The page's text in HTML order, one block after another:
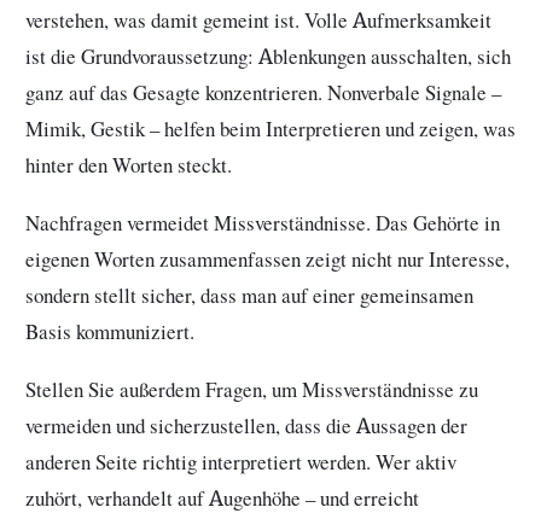
verstehen, was damit gemeint ist. Volle Aufmerksamkeit
ist die Grundvoraussetzung: Ablenkungen ausschalten, sich
ganz auf das Gesagte konzentrieren. Nonverbale Signale –
Mimik, Gestik – helfen beim Interpretieren und zeigen, was
hinter den Worten steckt.
Nachfragen vermeidet Missverständnisse. Das Gehörte in
eigenen Worten zusammenfassen zeigt nicht nur Interesse,
sondern stellt sicher, dass man auf einer gemeinsamen
Basis kommuniziert.
Stellen Sie außerdem Fragen, um Missverständnisse zu
vermeiden und sicherzustellen, dass die Aussagen der
anderen Seite richtig interpretiert werden. Wer aktiv
zuhört, verhandelt auf Augenhöhe – und erreicht